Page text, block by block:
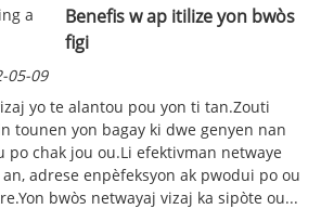
Benefis w ap itilize yon bwòs
figi
05-09
yo te alantou pou yon ti tan.Zouti
tounen yon bagay ki dwe genyen nan
po chak jou ou.Li efektivman netwaye
adrese enpèfeksyon ak pwodui po ou
bwòs netwayaj vizaj ka sipòte ou...